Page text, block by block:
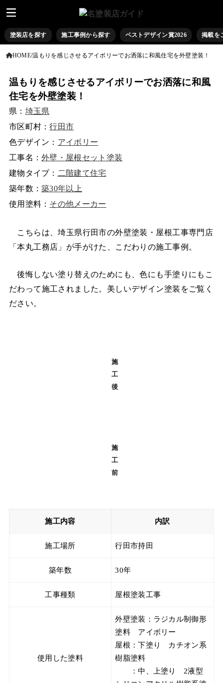
塗装店を探す 施工事例から探す ベストデザイン賞2026 掲載を
HOME 温もりを感じさせるアイボリーでお洒落に和風住宅を外壁塗装！
温もりを感じさせるアイボリーでお洒落に和風
住宅を外壁塗装！
県： 埼玉県
市区町村：行田市
色デザイン： アイボリー
工事名：外壁・屋根セット塗装
建物タイプ： 二階建て住宅
築年数：築30年以上
使用塗料： その他メーカー
こちらは、埼玉県行田市の外壁塗装・屋根工事専門店
「本丸工務店」が手がけた、こだわりの施工事例。
後悔しない塗り替えのためにも、色にも手塗りにもこ
だわって施工されました。美しいデザイン塗装をご覧く
ださい。
施
工
後
施
工
前
施工内容 内訳
施工場所 行田市持田
築年数 30年
工事種類 屋根塗装工事
使用した塗料
外壁塗装：ラジカル制御形
塗料 アイボリー
屋根：下塗り カチオン系
樹脂塗料
：中、上塗り 2液型